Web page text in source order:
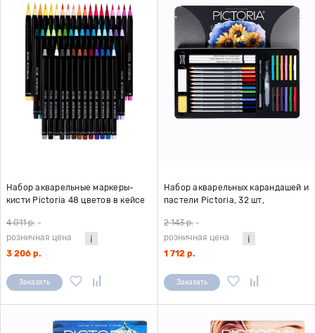
Набор акварельные маркеры-
кисти Pictoria 48 цветов в кейсе
4 011 р. -
розничная цена
3 206 р.
Заказать
Набор акварельных карандашей и
пастели Pictoria, 32 шт,
2 143 р. -
розничная цена
1 712 р.
Заказать